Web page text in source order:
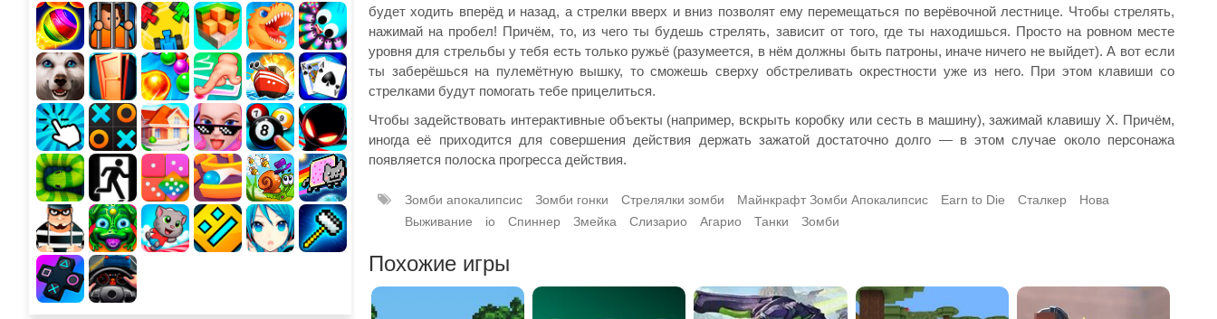
будет ходить вперёд и назад, а стрелки вверх и вниз позволят ему перемещаться по верёвочной лестнице. Чтобы стрелять,
нажимай на пробел! Причём, то, из чего ты будешь стрелять, зависит от того, где ты находишься. Просто на ровном месте
уровня для стрельбы у тебя есть только ружьё (разумеется, в нём должны быть патроны, иначе ничего не выйдет). А вот если
ты заберёшься на пулемётную вышку, то сможешь сверху обстреливать окрестности уже из него. При этом клавиши со
стрелками будут помогать тебе прицелиться.
Чтобы задействовать интерактивные объекты (например, вскрыть коробку или сесть в машину), зажимай клавишу X. Причём,
иногда её приходится для совершения действия держать зажатой достаточно долго — в этом случае около персонажа
появляется полоска прогресса действия.
Зомби апокалипсис Зомби гонки Стрелялки зомби Майнкрафт Зомби Апокалипсис Earn to Die Сталкер
Нова
Выживание
io Спиннер Змейка Слизарио Агарио Танки Зомби
Похожие игры